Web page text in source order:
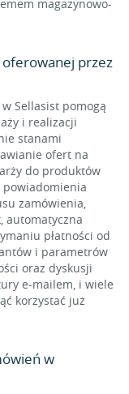
magazynowo-
oferowanej przez
Sellasist pomogą
i realizacji
stanami
ofert na
do produktów
zamówienia,
automatyczna
płatności od
i parametrów
oraz dyskusji
e-mailem, i wiele
korzystać już
w